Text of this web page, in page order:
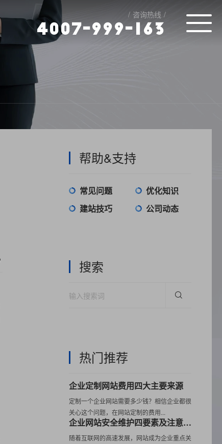
咨询热线
4007-999- 6 3
帮助&支持
常见问题
优化知识
建站技巧
公司动态
搜索
热门推荐
企业定制网站费用四大主要来源
定制一个企业网站需要多少钱？相信企业都很
关心这个问题，在网站定制的费用...
企业网站安全维护四要素及注意事项
随着互联网的高速发展，网站成为企业重点关